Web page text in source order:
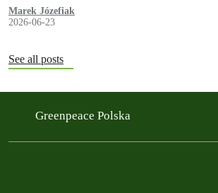
alternatywne sposoby ochrony upraw – takie
wyczytać w…
Marek Józefiak
2026-06-23
See all posts
Greenpeace Polska